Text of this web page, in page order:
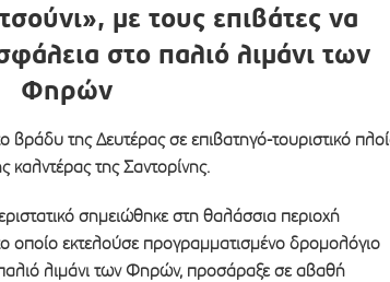
με τους επιβάτες να
στο παλιό λιμάνι των
Φηρών
της Δευτέρας σε επιβατηγό-τουριστικό
καλντέρας της Σαντορίνης.
σημειώθηκε στη θαλάσσια περιοχή
οποίο εκτελούσε προγραμματισμένο δρομολόγιο
λιμάνι των Φηρών, προσάραξε σε αβαθή